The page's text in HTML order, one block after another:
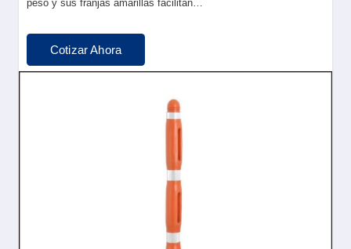
peso y sus franjas amarillas facilitan…
Cotizar Ahora